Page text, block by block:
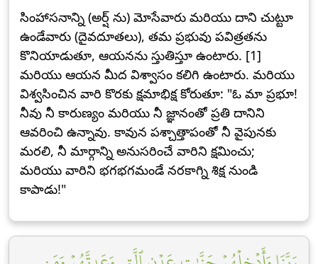
సింహాసనాన్ని (అర్ష్ ను) మోసేవారు మరియు దాని చుట్టూ
ఉండేవారు (దైవదూతలు), తమ ప్రభువు పవిత్రతను
కొనియాడుతూ, ఆయనను స్తుతిస్తూ ఉంటారు. [1]
మరియు ఆయన మీద విశ్వాసం కలిగి ఉంటారు. మరియు
విశ్వసించిన వారి కొరకు క్షమాభిక్ష కోరుతూ: "ఓ మా ప్రభూ!
నీవు నీ కారుణ్యం మరియు నీ జ్ఞానంతో ప్రతి దానిని
ఆవరించి ఉన్నావు. కావున పశ్చాత్తాపంతో నీ వైపునకు
మరలి, నీ మార్గాన్ని అనుసరించే వారిని క్షమించు;
మరియు వారిని భగభగమండే నరకాగ్ని శిక్ష నుండి
కాపాడు!"